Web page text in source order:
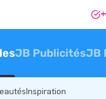
JB PublicitésJB
Inspiration